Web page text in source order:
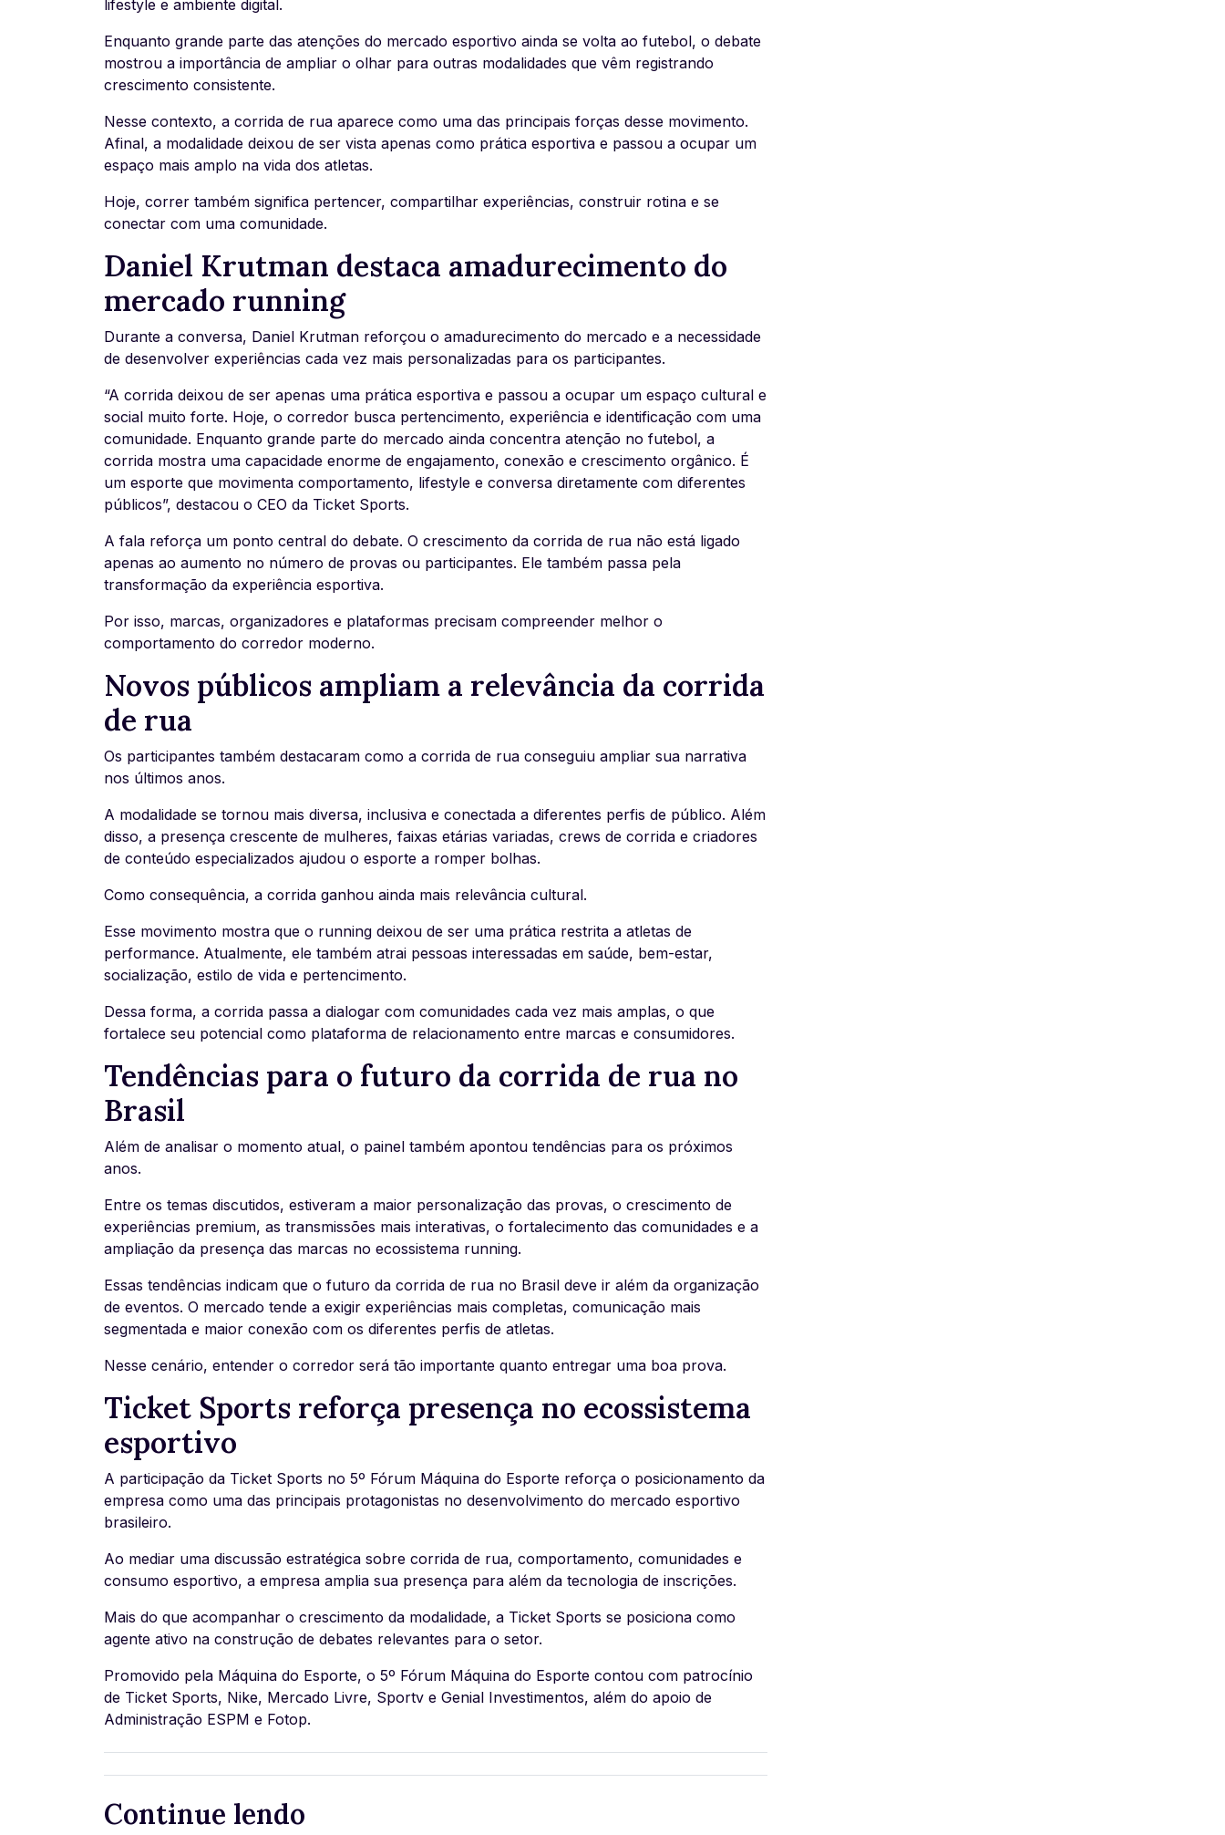
lifestyle e ambiente digital.
Enquanto grande parte das atenções do mercado esportivo ainda se volta ao futebol, o debate
mostrou a importância de ampliar o olhar para outras modalidades que vêm registrando
crescimento consistente.
Nesse contexto, a corrida de rua aparece como uma das principais forças desse movimento.
Afinal, a modalidade deixou de ser vista apenas como prática esportiva e passou a ocupar um
espaço mais amplo na vida dos atletas.
Hoje, correr também significa pertencer, compartilhar experiências, construir rotina e se
conectar com uma comunidade.
Daniel Krutman destaca amadurecimento do
mercado running
Durante a conversa, Daniel Krutman reforçou o amadurecimento do mercado e a necessidade
de desenvolver experiências cada vez mais personalizadas para os participantes.
“A corrida deixou de ser apenas uma prática esportiva e passou a ocupar um espaço cultural e
social muito forte. Hoje, o corredor busca pertencimento, experiência e identificação com uma
comunidade. Enquanto grande parte do mercado ainda concentra atenção no futebol, a
corrida mostra uma capacidade enorme de engajamento, conexão e crescimento orgânico. É
um esporte que movimenta comportamento, lifestyle e conversa diretamente com diferentes
públicos”, destacou o CEO da Ticket Sports.
A fala reforça um ponto central do debate. O crescimento da corrida de rua não está ligado
apenas ao aumento no número de provas ou participantes. Ele também passa pela
transformação da experiência esportiva.
Por isso, marcas, organizadores e plataformas precisam compreender melhor o
comportamento do corredor moderno.
Novos públicos ampliam a relevância da corrida
de rua
Os participantes também destacaram como a corrida de rua conseguiu ampliar sua narrativa
nos últimos anos.
A modalidade se tornou mais diversa, inclusiva e conectada a diferentes perfis de público. Além
disso, a presença crescente de mulheres, faixas etárias variadas, crews de corrida e criadores
de conteúdo especializados ajudou o esporte a romper bolhas.
Como consequência, a corrida ganhou ainda mais relevância cultural.
Esse movimento mostra que o running deixou de ser uma prática restrita a atletas de
performance. Atualmente, ele também atrai pessoas interessadas em saúde, bem-estar,
socialização, estilo de vida e pertencimento.
Dessa forma, a corrida passa a dialogar com comunidades cada vez mais amplas, o que
fortalece seu potencial como plataforma de relacionamento entre marcas e consumidores.
Tendências para o futuro da corrida de rua no
Brasil
Além de analisar o momento atual, o painel também apontou tendências para os próximos
anos.
Entre os temas discutidos, estiveram a maior personalização das provas, o crescimento de
experiências premium, as transmissões mais interativas, o fortalecimento das comunidades e a
ampliação da presença das marcas no ecossistema running.
Essas tendências indicam que o futuro da corrida de rua no Brasil deve ir além da organização
de eventos. O mercado tende a exigir experiências mais completas, comunicação mais
segmentada e maior conexão com os diferentes perfis de atletas.
Nesse cenário, entender o corredor será tão importante quanto entregar uma boa prova.
Ticket Sports reforça presença no ecossistema
esportivo
A participação da Ticket Sports no 5º Fórum Máquina do Esporte reforça o posicionamento da
empresa como uma das principais protagonistas no desenvolvimento do mercado esportivo
brasileiro.
Ao mediar uma discussão estratégica sobre corrida de rua, comportamento, comunidades e
consumo esportivo, a empresa amplia sua presença para além da tecnologia de inscrições.
Mais do que acompanhar o crescimento da modalidade, a Ticket Sports se posiciona como
agente ativo na construção de debates relevantes para o setor.
Promovido pela Máquina do Esporte, o 5º Fórum Máquina do Esporte contou com patrocínio
de Ticket Sports, Nike, Mercado Livre, Sportv e Genial Investimentos, além do apoio de
Administração ESPM e Fotop.
Continue lendo